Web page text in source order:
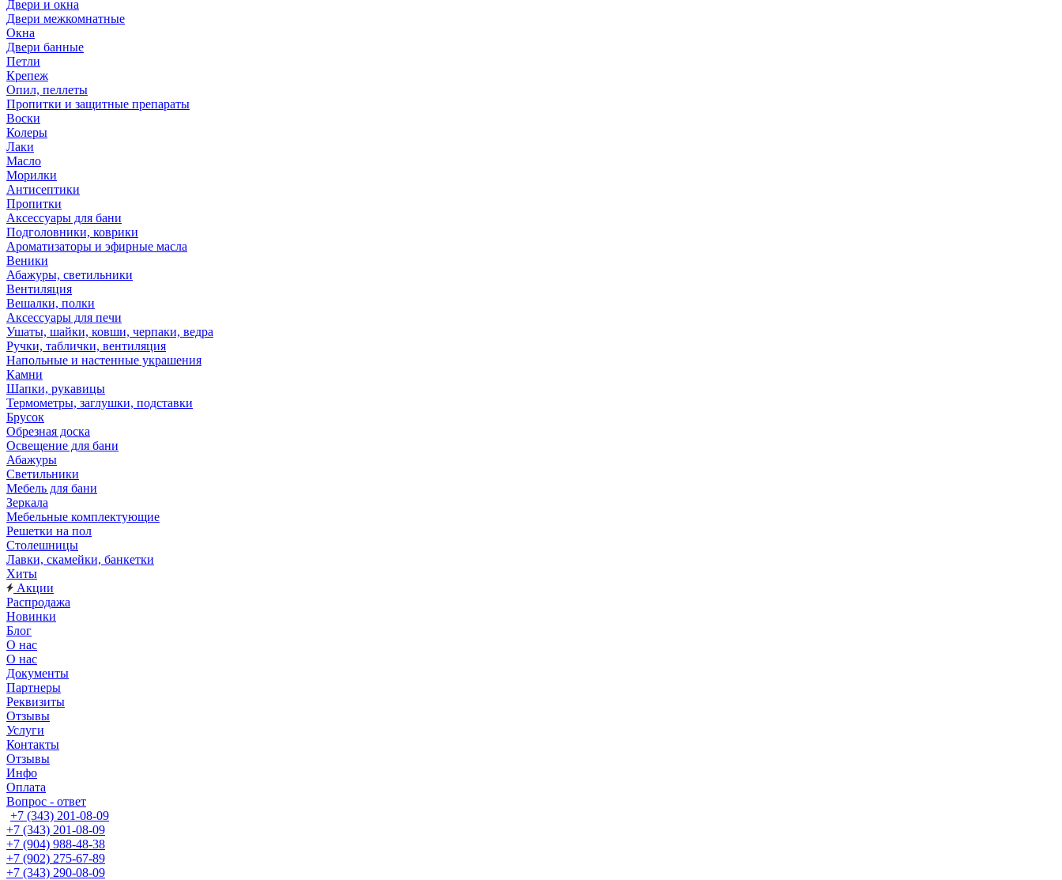
Двери и окна
Двери межкомнатные
Окна
Двери банные
Петли
Крепеж
Опил, пеллеты
Пропитки и защитные препараты
Воски
Колеры
Лаки
Масло
Морилки
Антисептики
Пропитки
Аксессуары для бани
Подголовники, коврики
Ароматизаторы и эфирные масла
Веники
Абажуры, светильники
Вентиляция
Вешалки, полки
Аксессуары для печи
Ушаты, шайки, ковши, черпаки, ведра
Ручки, таблички, вентиляция
Напольные и настенные украшения
Камни
Шапки, рукавицы
Термометры, заглушки, подставки
Брусок
Обрезная доска
Освещение для бани
Абажуры
Светильники
Мебель для бани
Зеркала
Мебельные комплектующие
Решетки на пол
Столешницы
Лавки, скамейки, банкетки
Хиты
Акции
Распродажа
Новинки
Блог
О нас
О нас
Документы
Партнеры
Реквизиты
Отзывы
Услуги
Контакты
Отзывы
Инфо
Оплата
Вопрос - ответ
+7 (343) 201-08-09
+7 (343) 201-08-09
+7 (904) 988-48-38
+7 (902) 275-67-89
+7 (343) 290-08-09